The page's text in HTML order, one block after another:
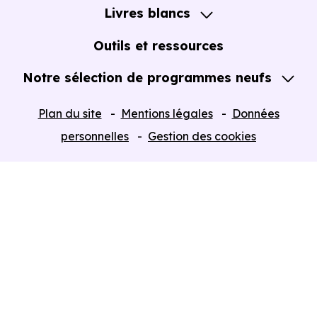
Livres blancs
Guide de l'Achat immobilier neuf en VEFA
Outils et ressources
Notre sélection de programmes neufs
Plan du site Mentions légales
Données
personnelles
Gestion des cookies